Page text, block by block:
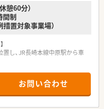
憩60分）
間制
置対象事業場）
し、JR長崎本線中原駅から車
在籍しており、事務も常勤2名、
す。
お問い合わせ